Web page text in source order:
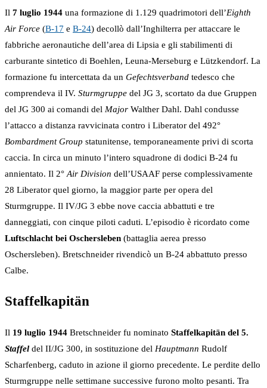
Il 7 luglio 1944 una formazione di 1.129 quadrimotori dell’Eighth
Air Force (B-17 e B-24) decollò dall’Inghilterra per attaccare le
fabbriche aeronautiche dell’area di Lipsia e gli stabilimenti di
carburante sintetico di Boehlen, Leuna-Merseburg e Lützkendorf. La
formazione fu intercettata da un Gefechtsverband tedesco che
comprendeva il IV. Sturmgruppe del JG 3, scortato da due Gruppen
del JG 300 ai comandi del Major Walther Dahl. Dahl condusse
l’attacco a distanza ravvicinata contro i Liberator del 492°
Bombardment Group statunitense, temporaneamente privi di scorta
caccia. In circa un minuto l’intero squadrone di dodici B-24 fu
annientato. Il 2° Air Division dell’USAAF perse complessivamente
28 Liberator quel giorno, la maggior parte per opera del
Sturmgruppe. Il IV/JG 3 ebbe nove caccia abbattuti e tre
danneggiati, con cinque piloti caduti. L’episodio è ricordato come
Luftschlacht bei Oschersleben (battaglia aerea presso
Oschersleben). Bretschneider rivendicò un B-24 abbattuto presso
Calbe.
Staffelkapitän
Il 19 luglio 1944 Bretschneider fu nominato Staffelkapitän del 5.
Staffel del II/JG 300, in sostituzione del Hauptmann Rudolf
Scharfenberg, caduto in azione il giorno precedente. Le perdite dello
Sturmgruppe nelle settimane successive furono molto pesanti. Tra